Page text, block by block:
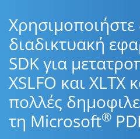
διαδικτυακή
SDK για
XSLFO και XLTX
πολλές
τη Microsoft®